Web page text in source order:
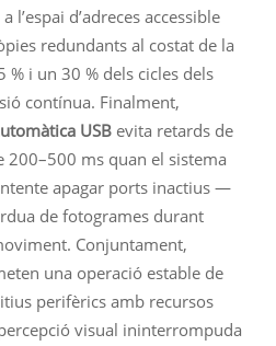
l’espai d’adreces accessible
redundants al costat de la
% i un 30 % dels cicles dels
contínua. Finalment,
USB evita retards de
200–500 ms quan el sistema
apagar ports inactius —
de fotogrames durant
Conjuntament,
una operació estable de
perifèrics amb recursos
visual ininterrompuda